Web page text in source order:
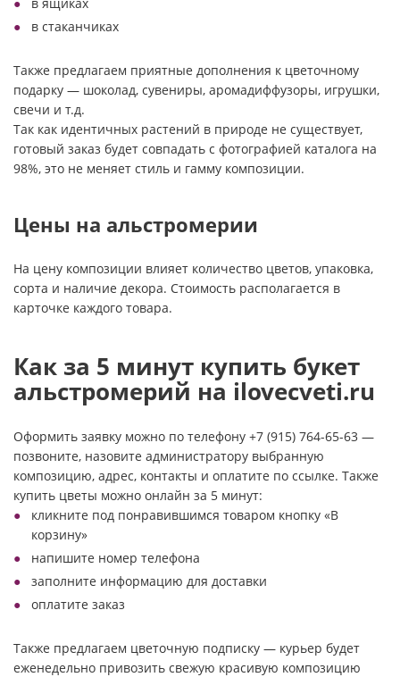
в стаканчиках
Также предлагаем приятные дополнения к цветочному
подарку — шоколад, сувениры, аромадиффузоры, игрушки,
свечи и т.д.
Так как идентичных растений в природе не существует,
готовый заказ будет совпадать с фотографией каталога на
98%, это не меняет стиль и гамму композиции.
Цены на альстромерии
На цену композиции влияет количество цветов, упаковка,
сорта и наличие декора. Стоимость располагается в
карточке каждого товара.
Как за 5 минут купить букет
альстромерий на ilovecveti.ru
Оформить заявку можно по телефону +7 (915) 764-65-63 —
позвоните, назовите администратору выбранную
композицию, адрес, контакты и оплатите по ссылке. Также
купить цветы можно онлайн за 5 минут:
кликните под понравившимся товаром кнопку «В
корзину»
напишите номер телефона
заполните информацию для доставки
оплатите заказ
Также предлагаем цветочную подписку — курьер будет
еженедельно привозить свежую красивую композицию